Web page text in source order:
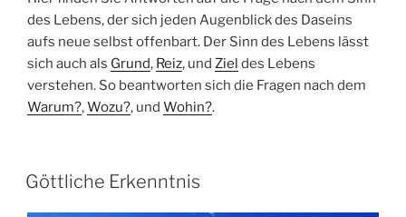
des Lebens, der sich jeden Augenblick des Daseins
aufs neue selbst offenbart. Der Sinn des Lebens lässt
sich auch als Grund, Reiz, und Ziel des Lebens
verstehen. So beantworten sich die Fragen nach dem
Warum?,Wozu?, und Wohin?.
VERÖFFENTLICHT
AM
Göttliche Erkenntnis